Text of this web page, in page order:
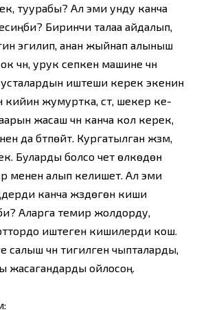
туурабы? Ал эми унду канча
Биринчи талаа айдалып,
эгилип, анан жыйнап алыныш
үчүн, урук сепкен машине үчүн
иштеши ке­рек экенин
кийин жумуртка, сүт, шекер ке­
жасаш үчүн канча кол керек,
да бүтпөйт. Кургатылган жүзүм,
Буларды болсо чет өлкөдөн
менен алып келишет. Ал эми
канча жүздөгөн киши
Аларга темир жолдорду,
иштеген кишилерди кош.
үчүн тигилген чыпталарды,
жасагандарды ойлосоң.